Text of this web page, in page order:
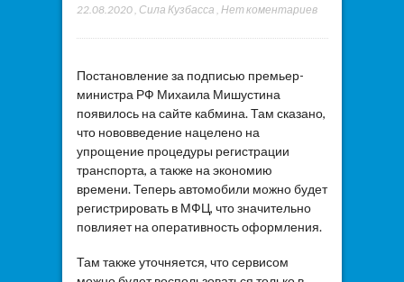
22.08.2020, Сила Кузбасса Нет коментариев
Постановление за подписью премьер-
министра РФ Михаила Мишустина
появилось на сайте кабмина. Там сказано,
что нововведение нацелено на
упрощение процедуры регистрации
транспорта, а также на экономию
времени. Теперь автомобили можно будет
регистрировать в МФЦ, что значительно
повлияет на оперативность оформления.
Там также уточняется, что сервисом